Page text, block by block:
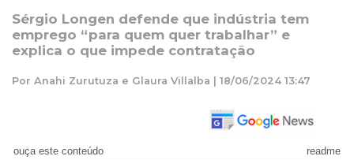
Sérgio Longen defende que indústria tem
emprego “para quem quer trabalhar” e
explica o que impede contratação
Por Anahi Zurutuza e Glaura Villalba | 18/06/2024 13:47
ouça este conteúdo readme